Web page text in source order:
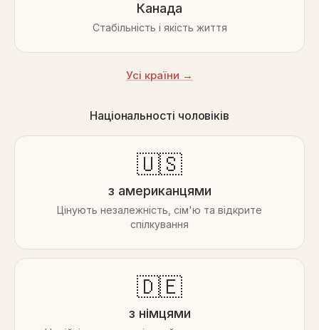
Канада
Стабільність і якість життя
Усі країни →
Національності чоловіків
🇺🇸
з американцями
Цінують незалежність, сім'ю та відкрите
спілкування
🇩🇪
з німцями